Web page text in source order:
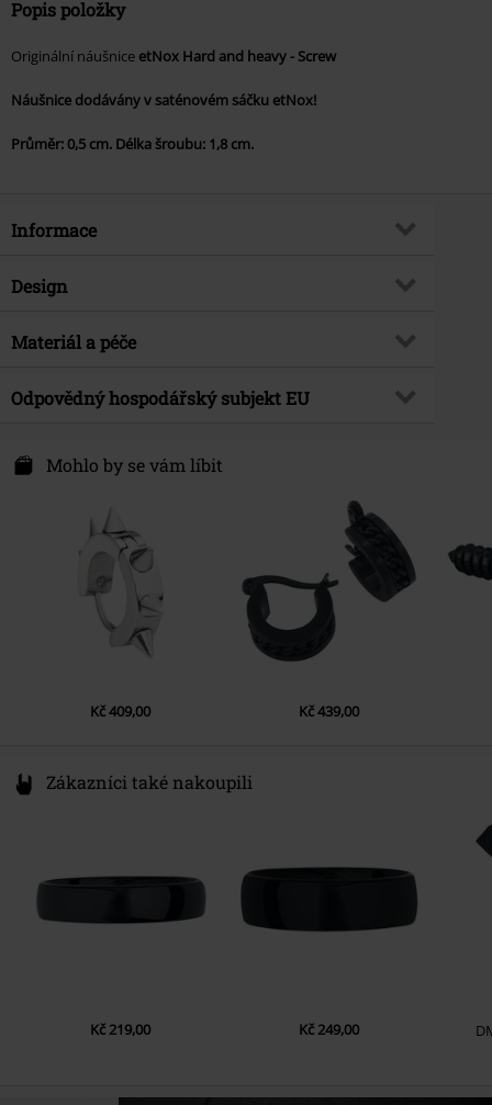
Popis položky
Originální náušnice etNox Hard and heavy - Screw
Náušnice dodávány v saténovém sáčku etNox!
Průměr: 0,5 cm. Délka šroubu: 1,8 cm.
Informace
Zboží č.
Brand
Biker, Punk, Dárky
Pohlaví
Design
Typ výrobku
Napichovací náušnice - set
Materiál a péče
Vrchní materiál nerezová ocel
Odpovědný hospodářský subjekt EU
Heilsbachstraße 17-19
www.echt-design.de
Mohlo by se vám líbit
Kč 409,00 Kč 439,00
Zákazníci také nakoupili
Kč 219,00 Kč 249,00